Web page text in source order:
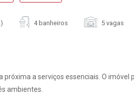
4 banheiros 5 vagas
a serviços essenciais. O
ambientes.